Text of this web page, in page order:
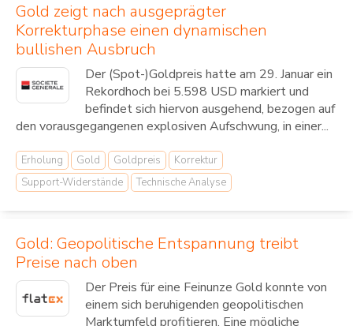
Gold zeigt nach ausgeprägter
Korrekturphase einen dynamischen
bullishen Ausbruch
Der (Spot-)Goldpreis hatte am 29. Januar ein
Rekordhoch bei 5.598 USD markiert und
befindet sich hiervon ausgehend, bezogen auf
den vorausgegangenen explosiven Aufschwung, in einer...
Erholung Gold Goldpreis
Korrektur
Support-Widerstände
Technische Analyse
Gold: Geopolitische Entspannung treibt
Preise nach oben
Der Preis für eine Feinunze Gold konnte von
einem sich beruhigenden geopolitischen
Marktumfeld profitieren. Eine mögliche